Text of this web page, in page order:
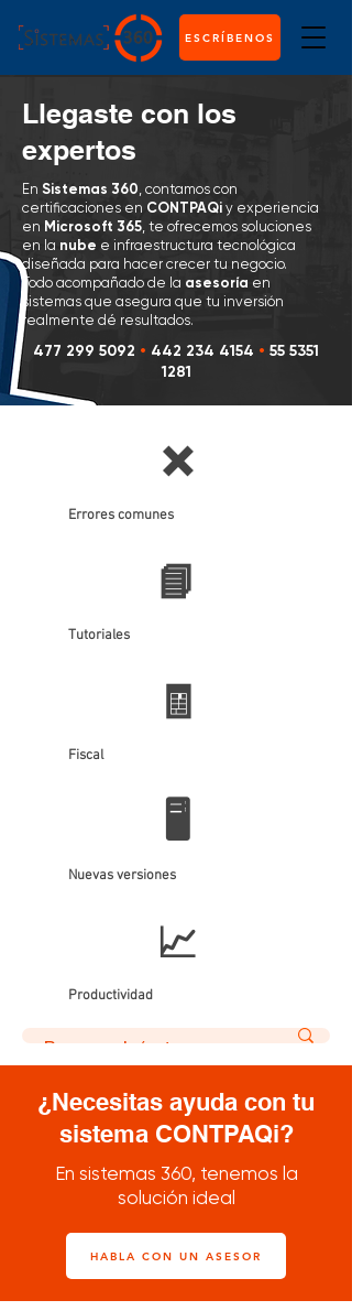
ESCRÍBENOS
Llegaste con los
expertos
En Sistemas 360, contamos con
certificaciones en CONTPAQi y experiencia
en Microsoft 365, te ofrecemos soluciones
en la nube e infraestructura tecnológica
diseñada para hacer crecer tu negocio.
Todo acompañado de la asesoría en
sistemas que asegura que tu inversión
realmente dé resultados.
477 299 5092 • 442 234 4154 • 55 5351
1281
❌
Errores comunes
📘
Tutoriales
🧾
Fiscal
🖥️
Nuevas versiones
📈
Productividad
¿Necesitas ayuda con tu
sistema CONTPAQi?
En sistemas 360, tenemos la
solución ideal
HABLA CON UN ASESOR